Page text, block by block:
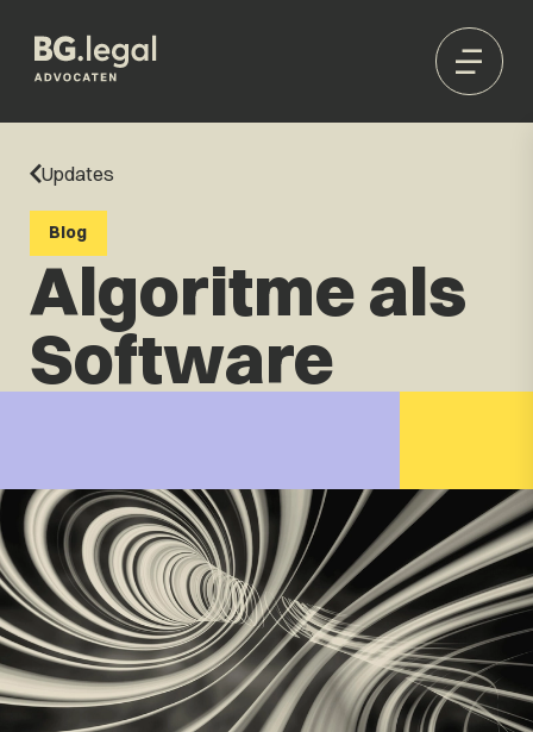
Updates
Blog
Algoritme als
Software